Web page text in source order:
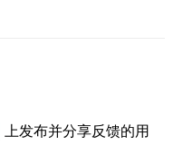
上发布并分享反馈的用